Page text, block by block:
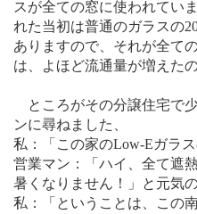
スが全ての窓に使われていま
れた当初は普通のガラスの
ありますので、それが全て
は、よほど流通量が増えた
ところがその分譲住宅で
ンに尋ねました、
私：「この家のLow-Eガラ
営業マン：「ハイ、全て遮
暑くなりません！」と元気
私：「ということは、この